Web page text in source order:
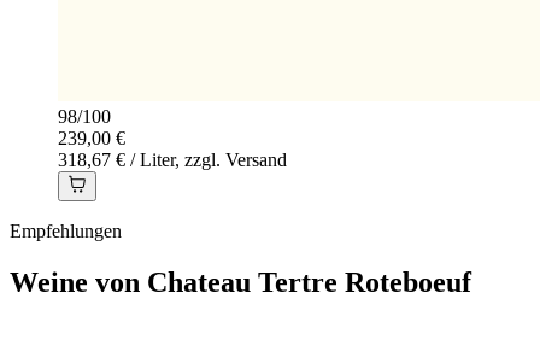
98/100
239,00 €
318,67 € / Liter, zzgl. Versand
Empfehlungen
Weine von Chateau Tertre Roteboeuf